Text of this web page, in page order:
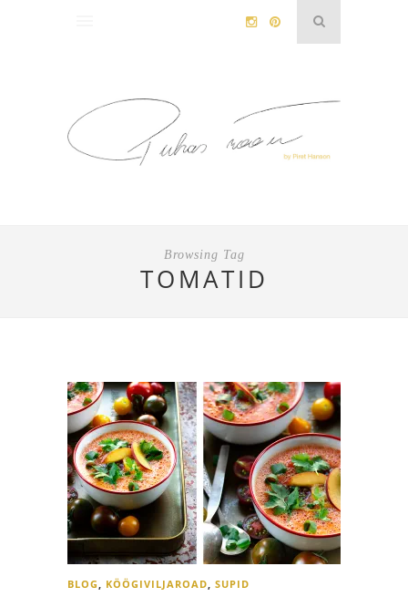
Browsing Tag
TOMATID
BLOG, KÖÖGIVILJAROAD, SUPID